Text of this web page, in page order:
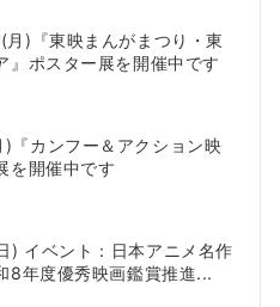
)『東映まんがまつり・東
』ポスター展を開催中です
カンフー＆アクション映
を開催中です
イベント：日本アニメ名作
8年度優秀映画鑑賞推進...